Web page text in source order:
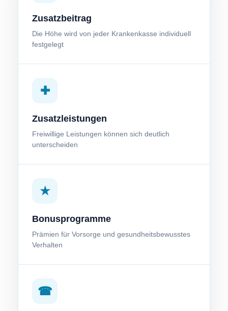
Zusatzbeitrag
Die Höhe wird von jeder Krankenkasse individuell
festgelegt
✚
Zusatzleistungen
Freiwillige Leistungen können sich deutlich
unterscheiden
★
Bonusprogramme
Prämien für Vorsorge und gesundheitsbewusstes
Verhalten
☎